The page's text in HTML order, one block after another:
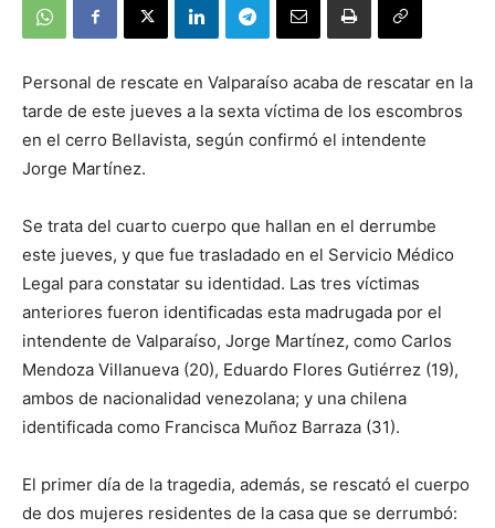
Personal de rescate en Valparaíso acaba de rescatar en la
tarde de este jueves a la sexta víctima de los escombros
en el cerro Bellavista, según confirmó el intendente
Jorge Martínez.
Se trata del cuarto cuerpo que hallan en el derrumbe
este jueves, y que fue trasladado en el Servicio Médico
Legal para constatar su identidad. Las tres víctimas
anteriores fueron identificadas esta madrugada por el
intendente de Valparaíso, Jorge Martínez, como Carlos
Mendoza Villanueva (20), Eduardo Flores Gutiérrez (19),
ambos de nacionalidad venezolana; y una chilena
identificada como Francisca Muñoz Barraza (31).
El primer día de la tragedia, además, se rescató el cuerpo
de dos mujeres residentes de la casa que se derrumbó: